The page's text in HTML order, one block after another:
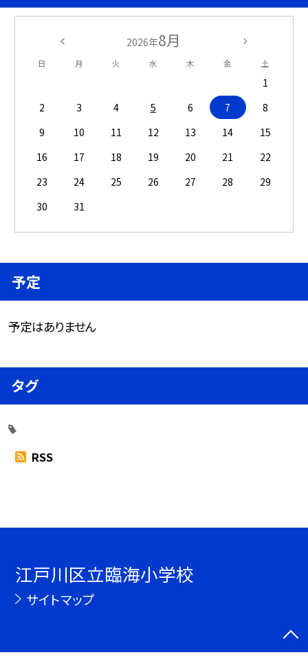
2026年8月
日 月 火 水 木 金 土
1
2
3 4 5 6 7
8
9
10 11 12 13 14
15
16
17 18 19 20 21
22
23
24 25 26 27 28
29
30
31
予定
予定はありません
タグ
RSS
江戸川区立臨海小学校
サイトマップ